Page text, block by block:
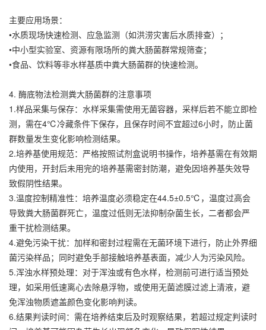
主要应用场景：
•水质现场快速检测、应急监测（如洪涝灾害后水质排查）；
•中小型实验室、资源有限场所的粪大肠菌群常规筛查；
•食品、饮料等非水样基质中粪大肠菌群的快速检测。
4. 酶底物法检测粪大肠菌群的注意事项
1.样品采集与保存：水样采集需使用无菌容器，采样后若不能立即检
测，需在4℃冷藏条件下保存，且保存时间不宜超过6小时，防止菌
群数量发生变化影响检测结果。
2.培养基使用规范：严格按照试剂盒说明书操作，培养基需在有效期
内使用，开封后未用完的培养基需密封防潮，避免因培养基失效导
致假阴性结果。
3.温度控制精准性：培养温度必须稳定在44.5±0.5℃，温度过高会
导致粪大肠菌群死亡，温度过低则无法抑制杂菌生长，二者都会严
重干扰检测结果。
4.避免污染干扰：加样和密封过程需在无菌环境下进行，防止外界细
菌污染样品；同时避免手部接触培养基表面，减少人为污染风险。
5.浑浊水样预处理：对于浑浊或有色水样，检测前可进行适当预处
理，如采用低速离心去除悬浮物，或使用无菌滤膜过滤上清液，避
免浑浊物质遮盖颜色变化影响判读。
6.结果判读时间：需在培养结束后及时观察结果，若超过规定判读时